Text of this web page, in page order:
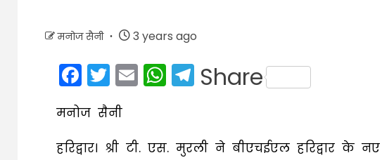
मनोज सैनी 3 years ago
Facebook
Twitter
EmailWhatsApp
Telegram
Share
मनोज सैनी
हरिद्वार। श्री टी. एस. मुरली ने बीएचईएल हरिद्वार